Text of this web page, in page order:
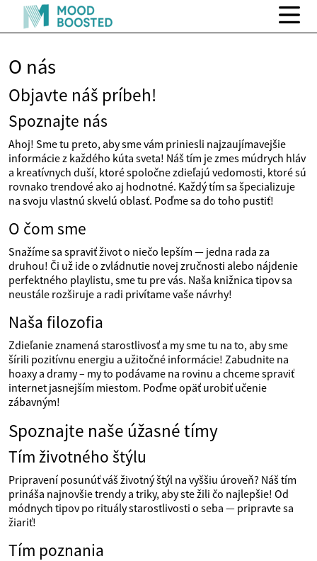
O nás
Objavte náš príbeh!
Spoznajte nás
Ahoj! Sme tu preto, aby sme vám priniesli najzaujímavejšie
informácie z každého kúta sveta! Náš tím je zmes múdrych hláv
a kreatívnych duší, ktoré spoločne zdieľajú vedomosti, ktoré sú
rovnako trendové ako aj hodnotné. Každý tím sa špecializuje
na svoju vlastnú skvelú oblasť. Poďme sa do toho pustiť!
O čom sme
Snažíme sa spraviť život o niečo lepším — jedna rada za
druhou! Či už ide o zvládnutie novej zručnosti alebo nájdenie
perfektného playlistu, sme tu pre vás. Naša knižnica tipov sa
neustále rozširuje a radi privítame vaše návrhy!
Naša filozofia
Zdieľanie znamená starostlivosť a my sme tu na to, aby sme
šírili pozitívnu energiu a užitočné informácie! Zabudnite na
hoaxy a dramy – my to podávame na rovinu a chceme spraviť
internet jasnejším miestom. Poďme opäť urobiť učenie
zábavným!
Spoznajte naše úžasné tímy
Tím životného štýlu
Pripravení posunúť váš životný štýl na vyššiu úroveň? Náš tím
prináša najnovšie trendy a triky, aby ste žili čo najlepšie! Od
módnych tipov po rituály starostlivosti o seba — pripravte sa
žiariť!
Tím poznania